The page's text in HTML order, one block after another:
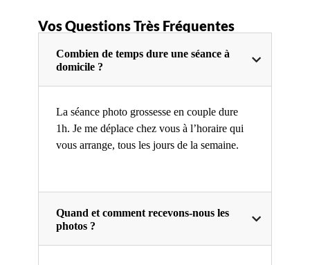
Vos Questions Très Fréquentes
Combien de temps dure une séance à
domicile ?
La séance photo grossesse en couple dure
1h. Je me déplace chez vous à l’horaire qui
vous arrange, tous les jours de la semaine.
Quand et comment recevons-nous les
photos ?